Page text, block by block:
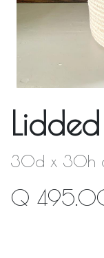
30d x 30h
Q